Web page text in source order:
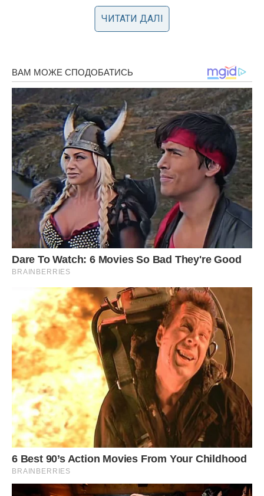
Він так нікого й не зустрів поки що. Були жінки, проте
жодну з них не зумів щиро покохати.
Мабуть, йому вічно відлунюватиметься пережите. Бо він і
досі не може вірити жінкам. А йому ж потрібна не лише
дружина, а й мати для доньок. Поки що іспиту на цю роль
жодна не склала. Так і живе – без жіночого тепла, зате з
дітьми. Бо для нього найбільше щастя – бути батьком.
Справжнім батьком…
Ірина ЯСІНСЬКА, газета “Життя”.
Передрук без посилання на Ibilingua.com. заборонено.
Фото ілюстративне, з відкритих джерел.
ЧИТАТИ ДАЛІ